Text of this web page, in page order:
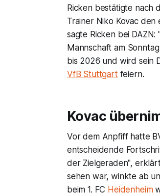
Ricken bestätigte nach
Trainer Niko Kovac den
sagte Ricken bei
Mannschaft am
bis 2026 und wird sein
VfB Stuttgartfeiern.
Kovac
Vor dem Anpfiff hatte
entscheidende
der Zielgeraden",
sehen war, winkte ab
beim 1. FC Heidenheim